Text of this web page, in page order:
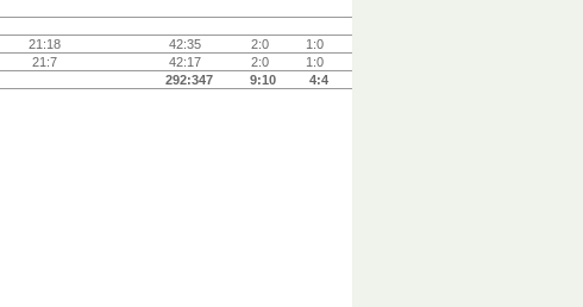
21:18 42:35 2:0
1:0
21:7 42:17 2:0
1:0
292:347
9:10 4:4